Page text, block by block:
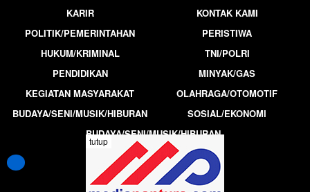
KARIR
KONTAK KAMI
POLITIK/PEMERINTAHAN
PERISTIWA
HUKUM/KRIMINAL
TNI/POLRI
PENDIDIKAN
MINYAK/GAS
KEGIATAN MASYARAKAT
OLAHRAGA/OTOMOTIF
BUDAYA/SENI/MUSIK/HIBURAN
SOSIAL/EKONOMI
BUDAYA/SENI/MUSIK/HIBURAN
MEDIAPANTURA.COM
tutup